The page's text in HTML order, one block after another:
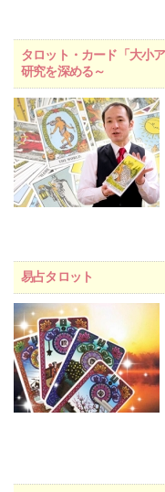
タロット・カード「大小
研究を深める～
易占タロット